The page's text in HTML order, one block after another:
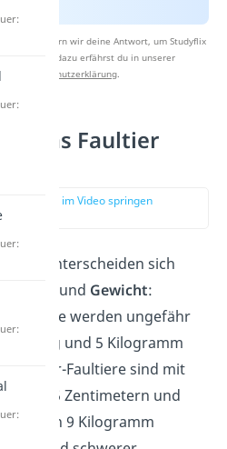
speichern wir deine Antwort, um Studyflix
Mehr dazu erfährst du in unserer
Datenschutzerklärung.
das Faultier
zur Stelle im Video springen
unterscheiden sich
und Gewicht:
Faultiere werden ungefähr
lang und 5 Kilogramm
Faultiere sind mit
von 75 Zentimetern und
von 9 Kilogramm